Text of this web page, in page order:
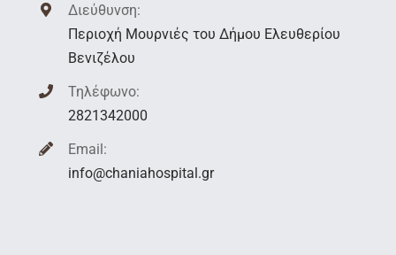
Διεύθυνση:
Περιοχή Μουρνιές του Δήμου Ελευθερίου
Βενιζέλου
Τηλέφωνο:
2821342000
Email:
info@chaniahospital.gr